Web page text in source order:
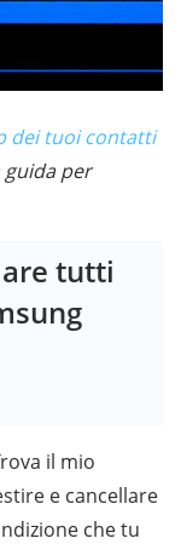
dei tuoi contatti
per
tutti
il mio
e cancellare
che tu